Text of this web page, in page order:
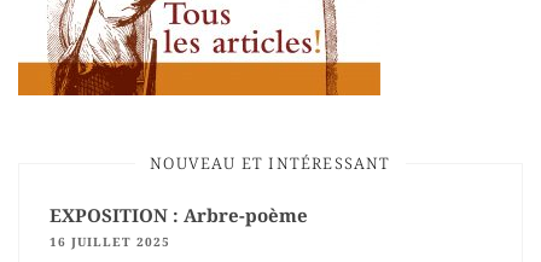
NOUVEAU ET INTÉRESSANT
EXPOSITION : Arbre-poème
16 JUILLET 2025